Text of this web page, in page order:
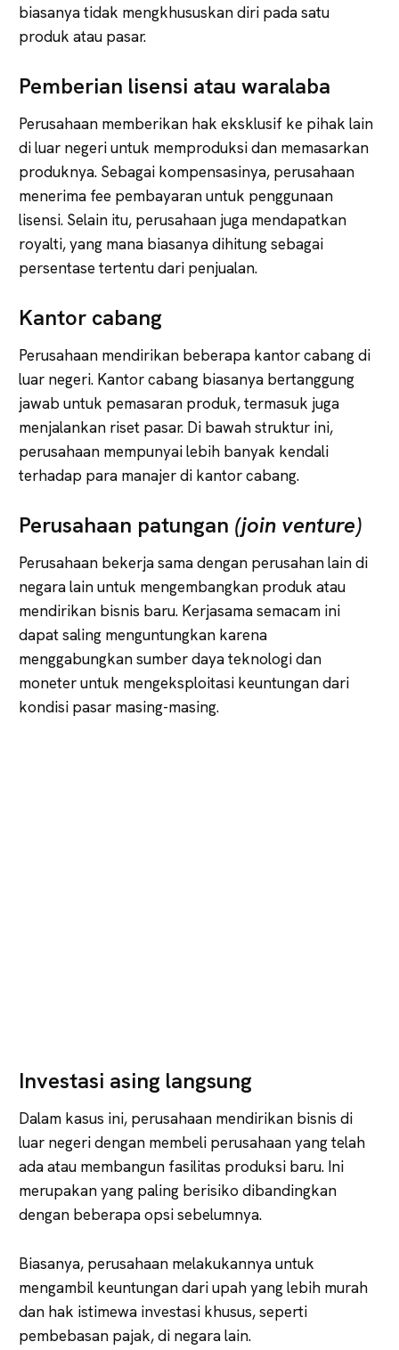
biasanya tidak mengkhususkan diri pada satu
produk atau pasar.
Pemberian lisensi atau waralaba
Perusahaan memberikan hak eksklusif ke pihak lain
di luar negeri untuk memproduksi dan memasarkan
produknya. Sebagai kompensasinya, perusahaan
menerima fee pembayaran untuk penggunaan
lisensi. Selain itu, perusahaan juga mendapatkan
royalti, yang mana biasanya dihitung sebagai
persentase tertentu dari penjualan.
Kantor cabang
Perusahaan mendirikan beberapa kantor cabang di
luar negeri. Kantor cabang biasanya bertanggung
jawab untuk pemasaran produk, termasuk juga
menjalankan riset pasar. Di bawah struktur ini,
perusahaan mempunyai lebih banyak kendali
terhadap para manajer di kantor cabang.
Perusahaan patungan (join venture)
Perusahaan bekerja sama dengan perusahan lain di
negara lain untuk mengembangkan produk atau
mendirikan bisnis baru. Kerjasama semacam ini
dapat saling menguntungkan karena
menggabungkan sumber daya teknologi dan
moneter untuk mengeksploitasi keuntungan dari
kondisi pasar masing-masing.
Investasi asing langsung
Dalam kasus ini, perusahaan mendirikan bisnis di
luar negeri dengan membeli perusahaan yang telah
ada atau membangun fasilitas produksi baru. Ini
merupakan yang paling berisiko dibandingkan
dengan beberapa opsi sebelumnya.
Biasanya, perusahaan melakukannya untuk
mengambil keuntungan dari upah yang lebih murah
dan hak istimewa investasi khusus, seperti
pembebasan pajak, di negara lain.